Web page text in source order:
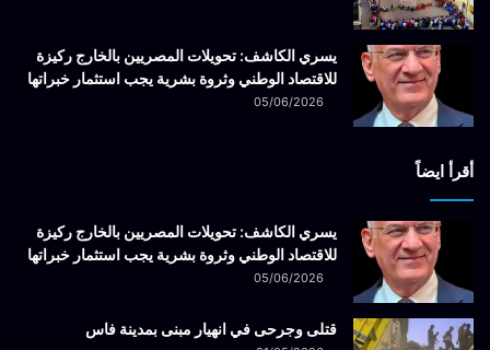
يسري الكاشف: تحويلات المصريين بالخارج ركيزة
للاقتصاد الوطني وثروة بشرية يجب استثمار خبراتها
05/06/2026
أقرأ ايضاً
يسري الكاشف: تحويلات المصريين بالخارج ركيزة
للاقتصاد الوطني وثروة بشرية يجب استثمار خبراتها
05/06/2026
قتلى وجرحى في انهيار مبنى بمدينة فاس